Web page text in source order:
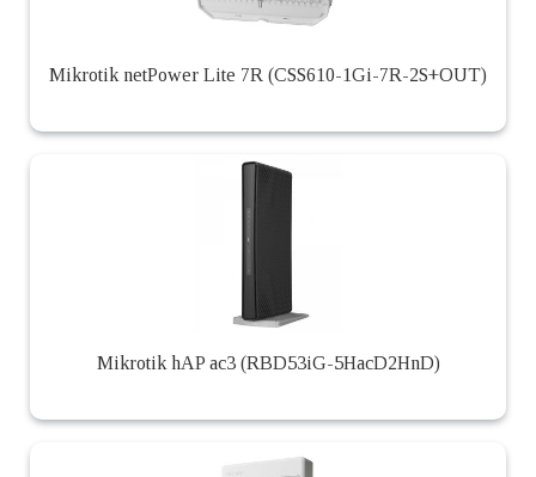
Mikrotik netPower Lite 7R (CSS610-1Gi-7R-2S+OUT)
Mikrotik hAP ac3 (RBD53iG-5HacD2HnD)